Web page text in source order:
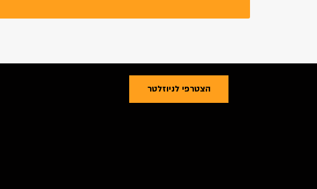
הצטרפי לניוזלטר